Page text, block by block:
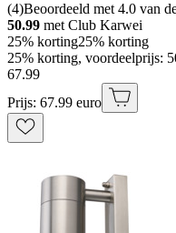
(4)Beoordeeld met 4.0 van
50.99 met Club Karwei
25% korting25% korting
25% korting, voordeelprijs:
67.99
Prijs: 67.99 euro